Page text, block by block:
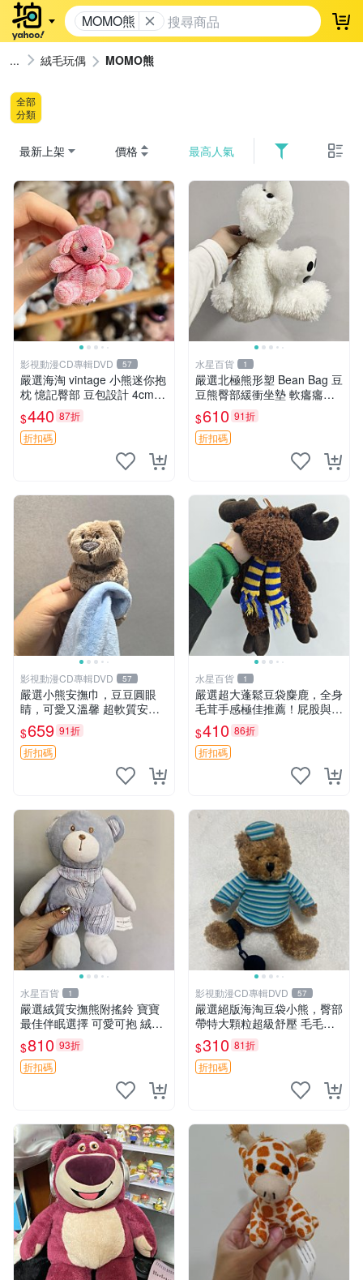
MOMO熊 登
絨毛玩偶 MOMO熊
全部
分類
最新上架 價格 最高人氣
影視動漫CD專輯DVD 57
嚴選海淘 vintage 小熊迷你抱
枕 憶記臀部 豆包設計 4cm
高 推薦收藏 迷你豆包小熊、
高臀部、豆袋抱枕
$440 87折
折扣碼
水星百貨 1
嚴選北極熊形塑 Bean Bag 豆
豆熊臀部緩衝坐墊 軟癟癟舒
壓設計 保暖又實用 適合久坐
放松 推薦居家使用 RUSS系
列 豆豆熊屁屁坐墊 3D顆粒結
$610 91折
折扣碼
影視動漫CD專輯DVD 57
嚴選小熊安撫巾，豆豆圓眼
睛，可愛又溫馨 超軟質安撫
巾，豆豆設計，哄睡好幫手
約克豆豆眼安撫巾 數碼豆豆
眼
$659 91折
折扣碼
水星百貨 1
嚴選超大蓬鬆豆袋麋鹿，全身
毛茸手感極佳推薦！屁股與四
肢填充均勻，適合收藏與孩童
共賞。 麋鹿 豆袋 毛茸玩具
$410 86折
折扣碼
水星百貨 1
嚴選絨質安撫熊附搖鈴 寶寶
最佳伴眠選擇 可愛可抱 絨毛
玩具 安撫熊 嬰兒用
$810 93折
折扣碼
影視動漫CD專輯DVD 57
嚴選絕版海淘豆袋小熊，臀部
帶特大顆粒超級舒壓 毛毛摸
起來格外順滑適合收藏 100%
棉質 豆袋枕 豆袋、抱枕、小
熊
$310 81折
折扣碼